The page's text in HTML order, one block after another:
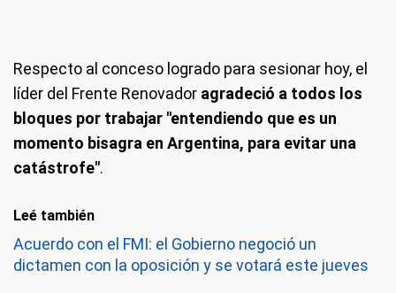
Respecto al conceso logrado para sesionar hoy, el
líder del Frente Renovador agradeció a todos los
bloques por trabajar "entendiendo que es un
momento bisagra en Argentina, para evitar una
catástrofe".
Leé también
Acuerdo con el FMI: el Gobierno negoció un
dictamen con la oposición y se votará este jueves